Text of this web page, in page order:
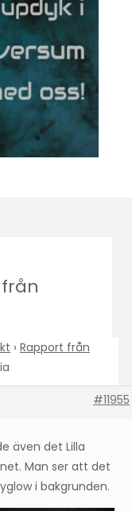
› Rapport från
#11955
även det Lilla
Man ser att det
i bakgrunden.